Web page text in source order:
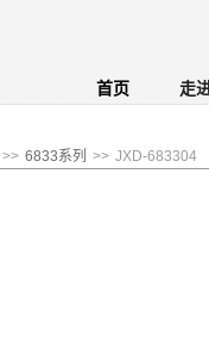
首页 走
>> 6833系列 >> JXD-683304